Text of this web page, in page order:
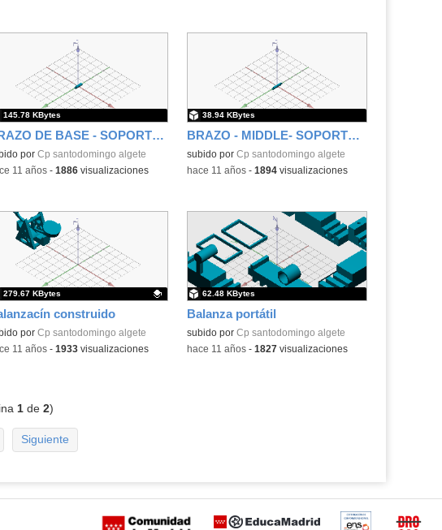
BRAZO DE BASE - SOPORTE DE IPAD
por Cp santodomingo algete
145.78 KBytes
11 años- 1886visualizaciones
BRAZO - MIDDLE- SOPORTE IPAD
subido por Cp santodomingo algete
38.94 KBytes
-hace 11 años- 1894visualizaciones
construido
educativo.
por Cp santodomingo algete
279.67 KBytes
11 años- 1933visualizaciones
Balanza portátil
subido por Cp santodomingo algete
62.48 KBytes
-hace 11 años- 1827visualizaciones
1de 2)
Siguiente